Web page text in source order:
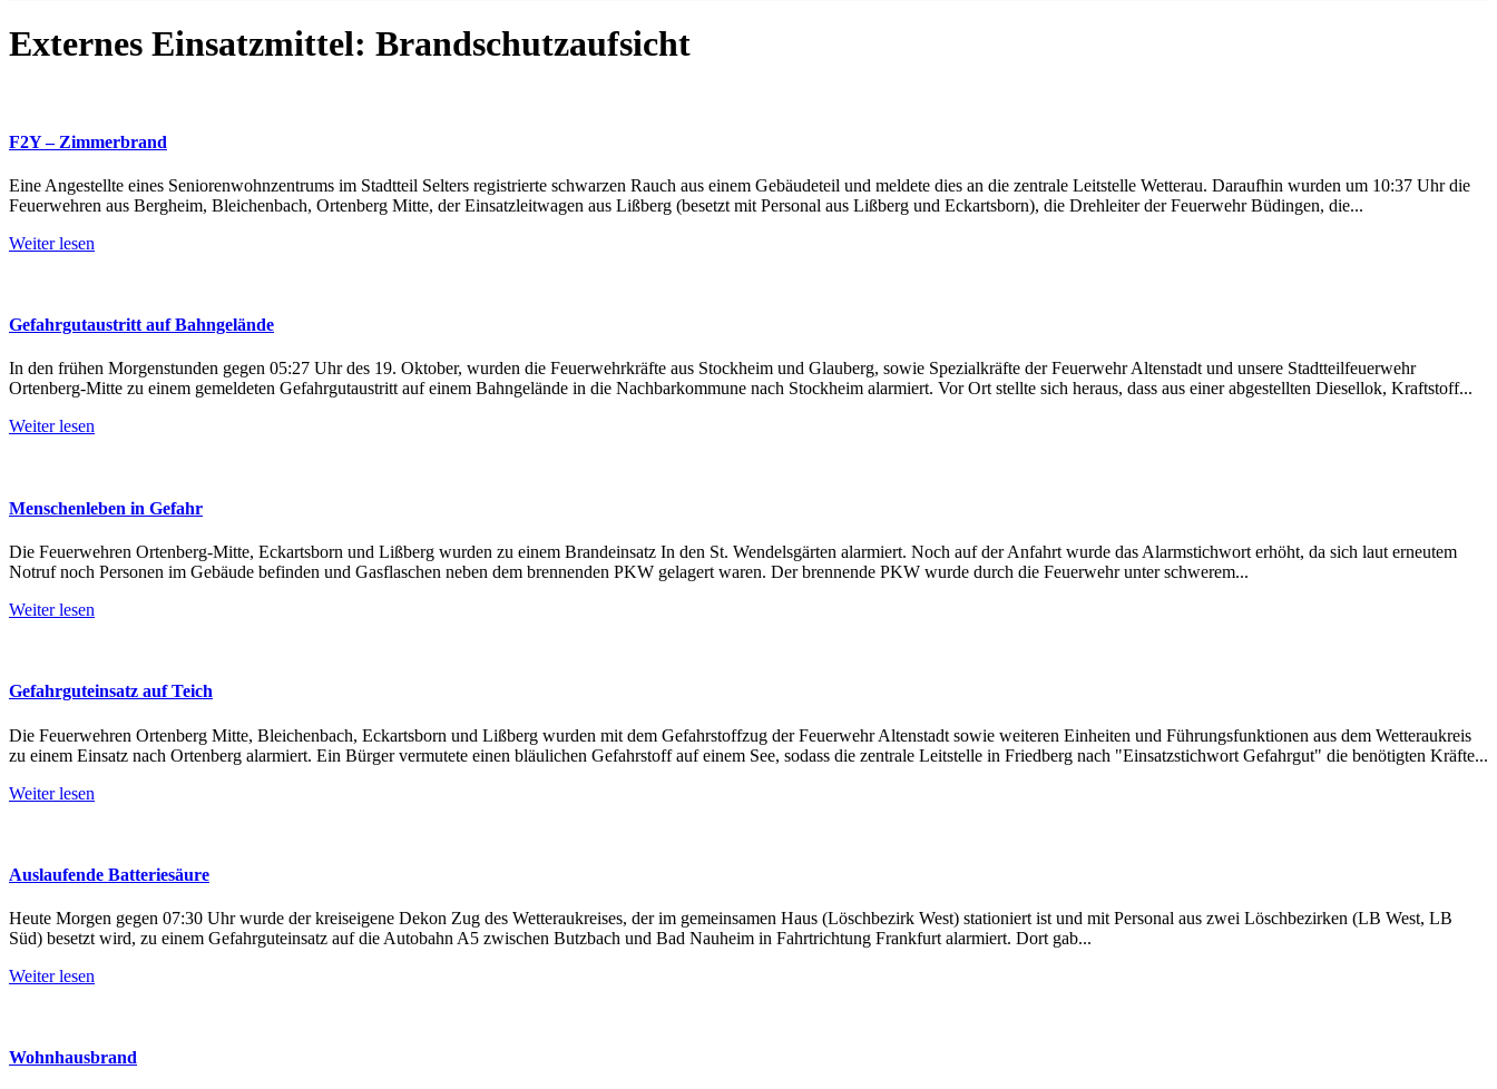
Externes Einsatzmittel: Brandschutzaufsicht
F2Y – Zimmerbrand
Eine Angestellte eines Seniorenwohnzentrums im Stadtteil Selters registrierte schwarzen Rauch aus einem Gebäudeteil und meldete dies an die zentrale Leitstelle Wetterau. Daraufhin wurden um 10:37 Uhr die
Feuerwehren aus Bergheim, Bleichenbach, Ortenberg Mitte, der Einsatzleitwagen aus Lißberg (besetzt mit Personal aus Lißberg und Eckartsborn), die Drehleiter der Feuerwehr Büdingen, die...
Weiter lesen
Gefahrgutaustritt auf Bahngelände
In den frühen Morgenstunden gegen 05:27 Uhr des 19. Oktober, wurden die Feuerwehrkräfte aus Stockheim und Glauberg, sowie Spezialkräfte der Feuerwehr Altenstadt und unsere Stadtteilfeuerwehr
Ortenberg-Mitte zu einem gemeldeten Gefahrgutaustritt auf einem Bahngelände in die Nachbarkommune nach Stockheim alarmiert. Vor Ort stellte sich heraus, dass aus einer abgestellten Diesellok, Kraftstoff...
Weiter lesen
Menschenleben in Gefahr
Die Feuerwehren Ortenberg-Mitte, Eckartsborn und Lißberg wurden zu einem Brandeinsatz In den St. Wendelsgärten alarmiert. Noch auf der Anfahrt wurde das Alarmstichwort erhöht, da sich laut erneutem
Notruf noch Personen im Gebäude befinden und Gasflaschen neben dem brennenden PKW gelagert waren. Der brennende PKW wurde durch die Feuerwehr unter schwerem...
Weiter lesen
Gefahrguteinsatz auf Teich
Die Feuerwehren Ortenberg Mitte, Bleichenbach, Eckartsborn und Lißberg wurden mit dem Gefahrstoffzug der Feuerwehr Altenstadt sowie weiteren Einheiten und Führungsfunktionen aus dem Wetteraukreis
zu einem Einsatz nach Ortenberg alarmiert. Ein Bürger vermutete einen bläulichen Gefahrstoff auf einem See, sodass die zentrale Leitstelle in Friedberg nach "Einsatzstichwort Gefahrgut" die benötigten Kräfte...
Weiter lesen
Auslaufende Batteriesäure
Heute Morgen gegen 07:30 Uhr wurde der kreiseigene Dekon Zug des Wetteraukreises, der im gemeinsamen Haus (Löschbezirk West) stationiert ist und mit Personal aus zwei Löschbezirken (LB West, LB
Süd) besetzt wird, zu einem Gefahrguteinsatz auf die Autobahn A5 zwischen Butzbach und Bad Nauheim in Fahrtrichtung Frankfurt alarmiert. Dort gab...
Weiter lesen
Wohnhausbrand